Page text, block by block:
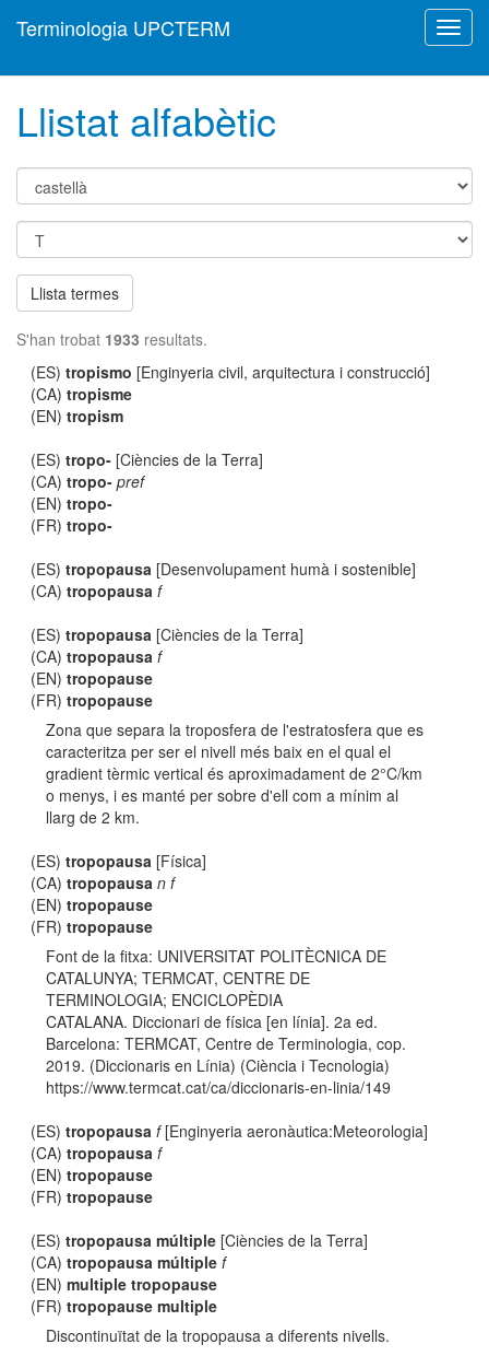
Terminologia UPCTERM
Llistat alfabètic
Llista termes
S'han trobat 1933 resultats.
(ES)tropismo [Enginyeria civil, arquitectura i construcció]
(CA)tropisme
(EN)tropism
(ES)tropo- [Ciències de la Terra]
(CA)tropo- pref
(EN)tropo-
(FR)tropo-
(ES)tropopausa [Desenvolupament humà i sostenible]
(CA)tropopausa f
(ES)tropopausa [Ciències de la Terra]
(CA)tropopausa f
(EN)tropopause
(FR)tropopause
Zona que separa la troposfera de l'estratosfera que es
caracteritza per ser el nivell més baix en el qual el
gradient tèrmic vertical és aproximadament de 2°C/km
o menys, i es manté per sobre d'ell com a mínim al
llarg de 2 km.
(ES)tropopausa [Física]
(CA)tropopausa n f
(EN)tropopause
(FR)tropopause
Font de la fitxa: UNIVERSITAT POLITÈCNICA DE
CATALUNYA; TERMCAT, CENTRE DE
TERMINOLOGIA; ENCICLOPÈDIA
CATALANA. Diccionari de física [en línia]. 2a ed.
Barcelona: TERMCAT, Centre de Terminologia, cop.
2019. (Diccionaris en Línia) (Ciència i Tecnologia)
https://www.termcat.cat/ca/diccionaris-en-linia/149
(ES)tropopausa f[Enginyeria aeronàutica:Meteorologia]
(CA)tropopausa f
(EN)tropopause
(FR)tropopause
(ES)tropopausa múltiple [Ciències de la Terra]
(CA)tropopausa múltiple f
(EN)multiple tropopause
(FR)tropopause multiple
Discontinuïtat de la tropopausa a diferents nivells.